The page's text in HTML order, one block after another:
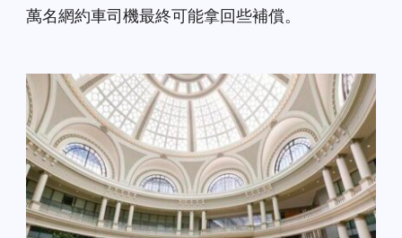
萬名網約車司機最終可能拿回些補償。